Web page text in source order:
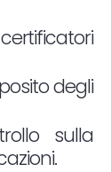
degli
sulla